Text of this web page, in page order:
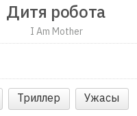
Дитя робота
I Am Mother
Триллер Ужасы